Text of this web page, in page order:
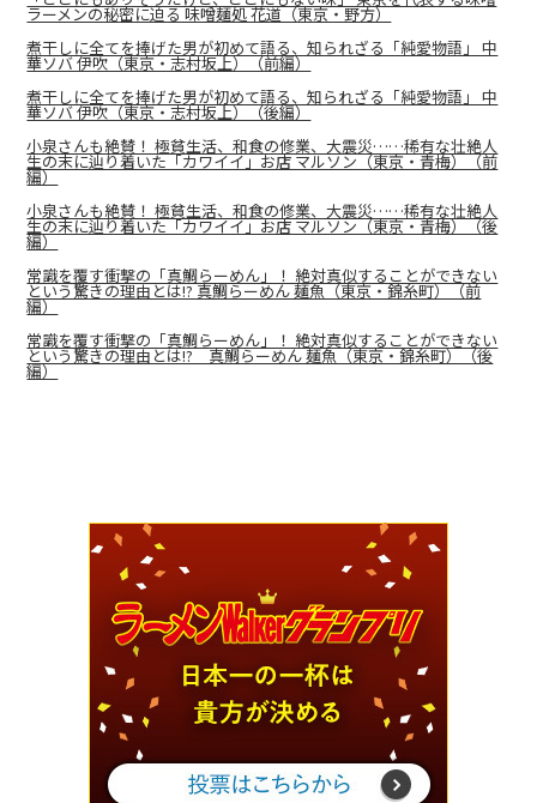
ラーメンの秘密に迫る 味噌麺処 花道（東京・野方）
煮干しに全てを捧げた男が初めて語る、知られざる「純愛物語」 中
華ソバ 伊吹（東京・志村坂上）（前編）
煮干しに全てを捧げた男が初めて語る、知られざる「純愛物語」 中
華ソバ 伊吹（東京・志村坂上）（後編）
小泉さんも絶賛！ 極貧生活、和食の修業、大震災……稀有な壮絶人
生の末に辿り着いた「カワイイ」お店 マルソン（東京・青梅）（前
編）
小泉さんも絶賛！ 極貧生活、和食の修業、大震災……稀有な壮絶人
生の末に辿り着いた「カワイイ」お店 マルソン（東京・青梅）（後
編）
常識を覆す衝撃の「真鯛らーめん」！ 絶対真似することができない
という驚きの理由とは!? 真鯛らーめん 麺魚（東京・錦糸町）（前
編）
常識を覆す衝撃の「真鯛らーめん」！ 絶対真似することができない
という驚きの理由とは!? 真鯛らーめん 麺魚（東京・錦糸町）（後
編）